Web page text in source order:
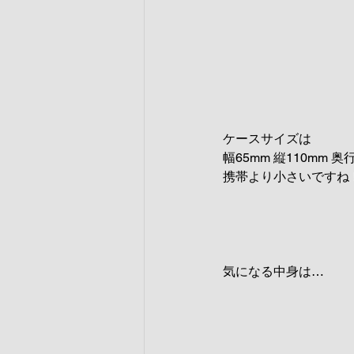
ケースサイズは
幅65mm 縦110mm 奥
携帯より小さいですね
気になる中身は…